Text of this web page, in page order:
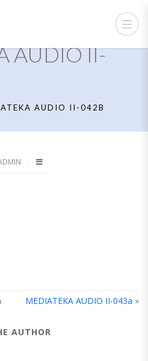
AUDIO II-
AUDIO II-042B
MEDIATEKA AUDIO II-043a »
AUTHOR